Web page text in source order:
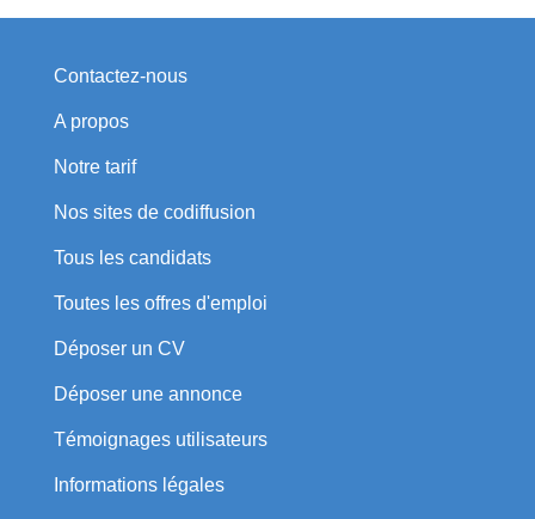
Contactez-nous
A propos
Notre tarif
Nos sites de codiffusion
Tous les candidats
Toutes les offres d'emploi
Déposer un CV
Déposer une annonce
Témoignages utilisateurs
Informations légales